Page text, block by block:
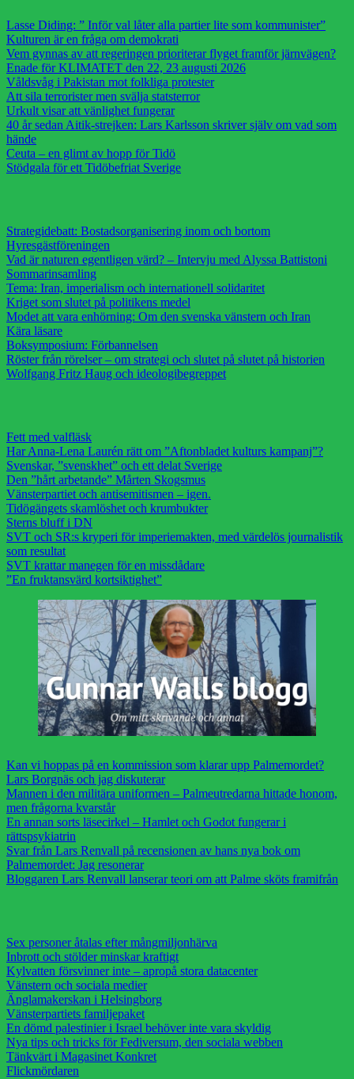
Lasse Diding: ” Inför val låter alla partier lite som kommunister”
Kulturen är en fråga om demokrati
Vem gynnas av att regeringen prioriterar flyget framför järnvägen?
Enade för KLIMATET den 22, 23 augusti 2026
Våldsvåg i Pakistan mot folkliga protester
Att sila terrorister men svälja statsterror
Urkult visar att vänlighet fungerar
40 år sedan Aitik-strejken: Lars Karlsson skriver själv om vad som
hände
Ceuta – en glimt av hopp för Tidö
Stödgala för ett Tidöbefriat Sverige
Strategidebatt: Bostadsorganisering inom och bortom
Hyresgästföreningen
Vad är naturen egentligen värd? – Intervju med Alyssa Battistoni
Sommarinsamling
Tema: Iran, imperialism och internationell solidaritet
Kriget som slutet på politikens medel
Modet att vara enhörning: Om den svenska vänstern och Iran
Kära läsare
Boksymposium: Förbannelsen
Röster från rörelser – om strategi och slutet på slutet på historien
Wolfgang Fritz Haug och ideologibegreppet
Fett med valfläsk
Har Anna-Lena Laurén rätt om ”Aftonbladet kulturs kampanj”?
Svenskar, ”svenskhet” och ett delat Sverige
Den ”hårt arbetande” Mårten Skogsmus
Vänsterpartiet och antisemitismen – igen.
Tidögängets skamlöshet och krumbukter
Sterns bluff i DN
SVT och SR:s kryperi för imperiemakten, med värdelös journalistik
som resultat
SVT krattar manegen för en missdådare
”En fruktansvärd kortsiktighet”
Kan vi hoppas på en kommission som klarar upp Palmemordet?
Lars Borgnäs och jag diskuterar
Mannen i den militära uniformen – Palmeutredarna hittade honom,
men frågorna kvarstår
En annan sorts läsecirkel – Hamlet och Godot fungerar i
rättspsykiatrin
Svar från Lars Renvall på recensionen av hans nya bok om
Palmemordet: Jag resonerar
Bloggaren Lars Renvall lanserar teori om att Palme sköts framifrån
Sex personer åtalas efter mångmiljonhärva
Inbrott och stölder minskar kraftigt
Kylvatten försvinner inte – apropå stora datacenter
Vänstern och sociala medier
Änglamakerskan i Helsingborg
Vänsterpartiets familjepaket
En dömd palestinier i Israel behöver inte vara skyldig
Nya tips och tricks för Fediversum, den sociala webben
Tänkvärt i Magasinet Konkret
Flickmördaren